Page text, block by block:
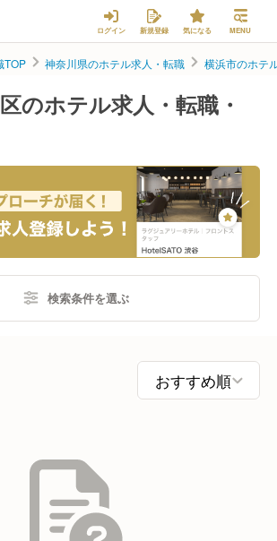
ログイン 新規登録 気になる MENU
TOP 神奈川県のホテル求人・転職 横浜市のホテ
のホテル求人・転職・
検索条件を選ぶ